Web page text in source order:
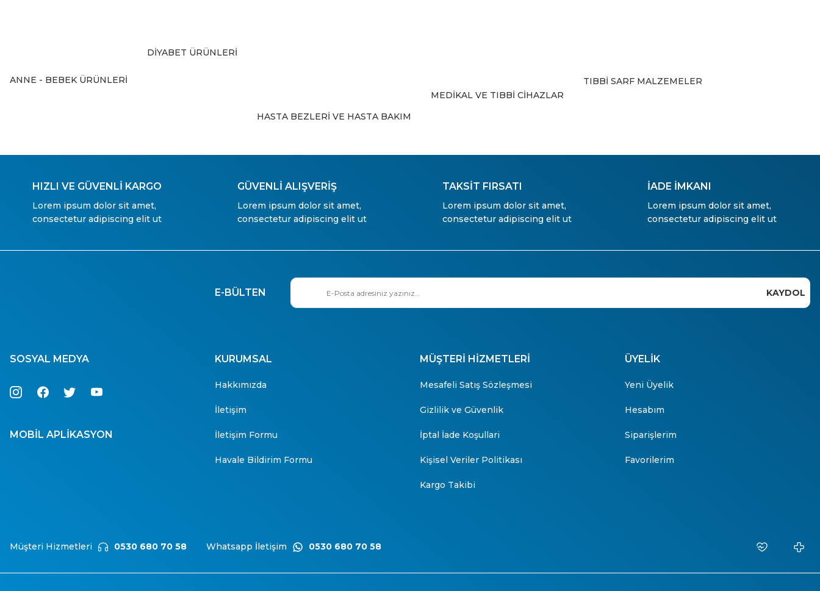
ANNE - BEBEK ÜRÜNLERİ
DİYABET ÜRÜNLERİ
HASTA BEZLERİ VE HASTA BAKIM
MEDİKAL VE TIBBİ CİHAZLAR
TIBBİ SARF MALZEMELER
HIZLI VE GÜVENLİ KARGO
Lorem ipsum dolor sit amet,
consectetur adipiscing elit ut
GÜVENLİ ALIŞVERİŞ
Lorem ipsum dolor sit amet,
consectetur adipiscing elit ut
TAKSİT FIRSATI
Lorem ipsum dolor sit amet,
consectetur adipiscing elit ut
İADE İMKANI
Lorem ipsum dolor sit amet,
consectetur adipiscing elit ut
E-BÜLTEN KAYDOL
SOSYAL MEDYA
MOBİL APLİKASYON
KURUMSAL
Hakkımızda
İletişim
İletişim Formu
Havale Bildirim Formu
MÜŞTERİ HİZMETLERİ
Mesafeli Satış Sözleşmesi
Gizlilik ve Güvenlik
İptal İade Koşullari
Kişisel Veriler Politikası
Kargo Takibi
ÜYELİK
Yeni Üyelik
Hesabım
Siparişlerim
Favorilerim
Müşteri Hizmetleri 0530 680 70 58 Whatsapp İletişim 0530 680 70 58